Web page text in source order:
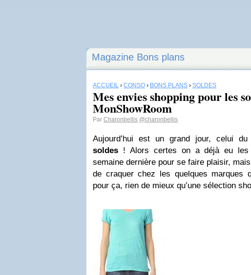
Magazine Bons plans
ACCUEIL › CONSO › BONS PLANS › SOLDES
Mes envies shopping pour les
MonShowRoom
Par Charonbellis @charonbellis
Aujourd’hui est un grand jour, celui
soldes ! Alors certes on a déjà eu les
semaine dernière pour se faire plaisir,
de craquer chez les quelques marques
pour ça, rien de mieux qu’une sélection